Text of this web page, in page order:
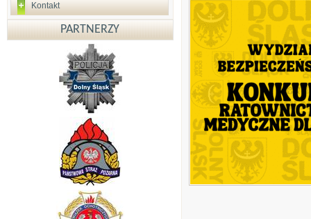
Kontakt
PARTNERZY